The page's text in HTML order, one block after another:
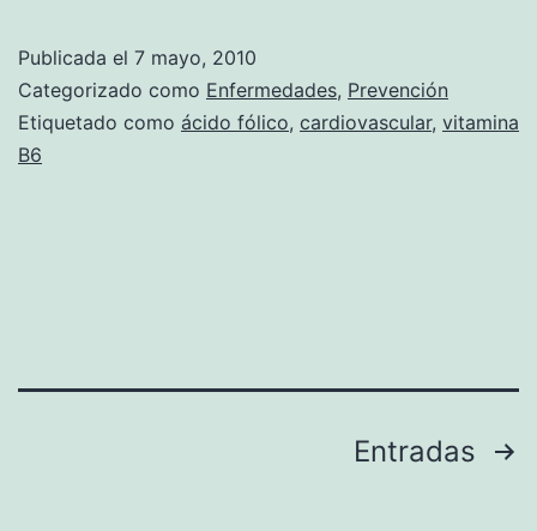
reduce
el
Publicada el 7 mayo, 2010
Categorizado como Enfermedades, Prevención
Etiquetado como ácido fólico, cardiovascular, vitamina
B6
Entradas